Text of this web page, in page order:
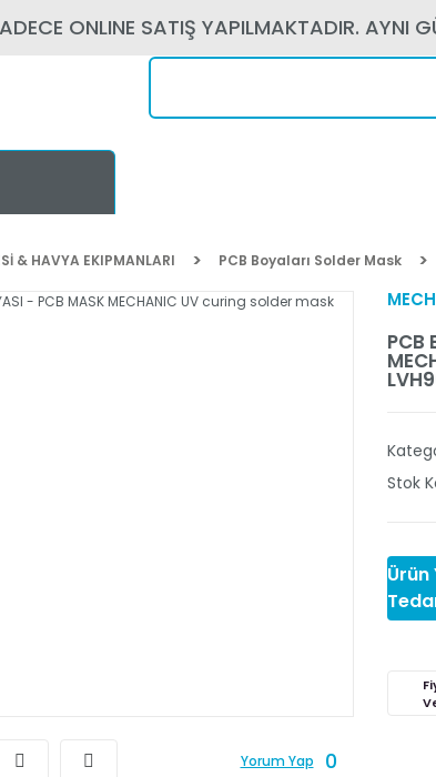
ONLINE SATIŞ YAPILMAKTADIR. AYNI
& HAVYA EKIPMANLARI PCB Boyaları Solder Mask
Yorum Yap 0
PCB
Stok
Ürün